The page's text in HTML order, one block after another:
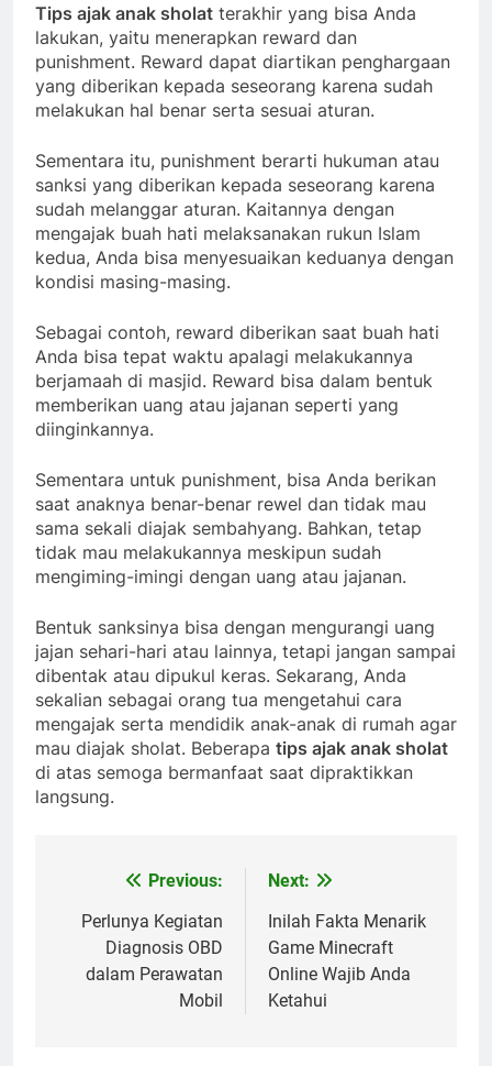
Tips ajak anak sholat terakhir yang bisa Anda
lakukan, yaitu menerapkan reward dan
punishment. Reward dapat diartikan penghargaan
yang diberikan kepada seseorang karena sudah
melakukan hal benar serta sesuai aturan.
Sementara itu, punishment berarti hukuman atau
sanksi yang diberikan kepada seseorang karena
sudah melanggar aturan. Kaitannya dengan
mengajak buah hati melaksanakan rukun Islam
kedua, Anda bisa menyesuaikan keduanya dengan
kondisi masing-masing.
Sebagai contoh, reward diberikan saat buah hati
Anda bisa tepat waktu apalagi melakukannya
berjamaah di masjid. Reward bisa dalam bentuk
memberikan uang atau jajanan seperti yang
diinginkannya.
Sementara untuk punishment, bisa Anda berikan
saat anaknya benar-benar rewel dan tidak mau
sama sekali diajak sembahyang. Bahkan, tetap
tidak mau melakukannya meskipun sudah
mengiming-imingi dengan uang atau jajanan.
Bentuk sanksinya bisa dengan mengurangi uang
jajan sehari-hari atau lainnya, tetapi jangan sampai
dibentak atau dipukul keras. Sekarang, Anda
sekalian sebagai orang tua mengetahui cara
mengajak serta mendidik anak-anak di rumah agar
mau diajak sholat. Beberapa tips ajak anak sholat
di atas semoga bermanfaat saat dipraktikkan
langsung.
navigation
Previous:
Perlunya Kegiatan
Diagnosis OBD
dalam Perawatan
Mobil
Next:
Inilah Fakta Menarik
Game Minecraft
Online Wajib Anda
Ketahui